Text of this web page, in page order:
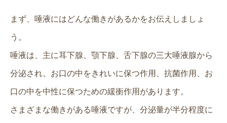
まず、唾液にはどんな働きがあるかをお伝えしましょ
う。
唾液は、主に耳下腺、顎下腺、舌下腺の三大唾液腺から
分泌され、お口の中をきれいに保つ作用、抗菌作用、お
口の中を中性に保つための緩衝作用があります。
さまざまな働きがある唾液ですが、分泌量が半分程度に